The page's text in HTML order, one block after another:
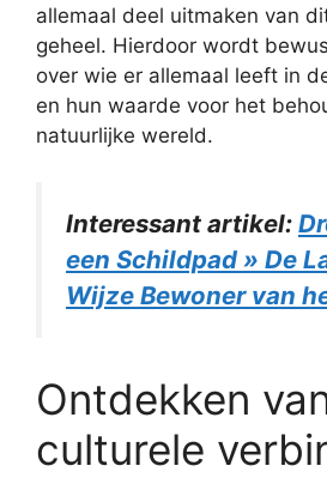
allemaal deel uitmaken van
geheel. Hierdoor wordt
over wie er allemaal leeft in
en hun waarde voor het
natuurlijke wereld.
Interessant artikel:
een Schildpad » De
Wijze Bewoner van
Ontdekken
culturele